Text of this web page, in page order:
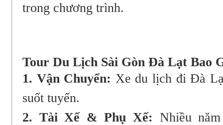
trong chương trình.
Tour Du Lịch Sài Gòn Đà Lạt Bao
1. Vận Chuyển: Xe du lịch đi Đà
suốt tuyến.
2. Tài Xế & Phụ Xế: Nhiều